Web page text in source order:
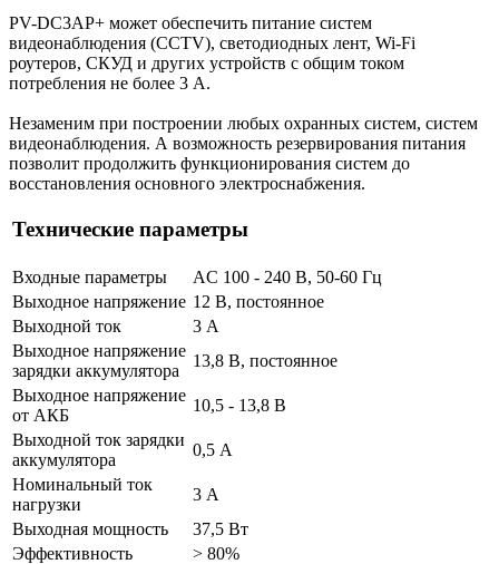
PV-DC3AP+ может обеспечить питание систем
видеонаблюдения (CCTV), светодиодных лент, Wi-Fi
роутеров, СКУД и других устройств с общим током
потребления не более 3 А.
Незаменим при построении любых охранных систем, систем
видеонаблюдения. А возможность резервирования питания
позволит продолжить функционирования систем до
восстановления основного электроснабжения.
Технические параметры
Входные параметры
AC 100 - 240 В, 50-60 Гц
Выходное напряжение 12 В, постоянное
Выходной ток
3 А
Выходное напряжение
зарядки аккумулятора
13,8 В, постоянное
Выходное напряжение
от АКБ
10,5 - 13,8 В
Выходной ток зарядки
аккумулятора
0,5 А
Номинальный ток
нагрузки
3 А
Выходная мощность
37,5 Вт
Эффективность
> 80%